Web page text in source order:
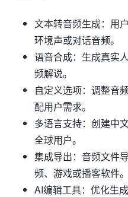
文本转音频生成：用
环境声或对话音频。
语音合成：生成真实
频解说。
自定义选项：调整音
配用户需求。
多语言支持：创建中
全球用户。
集成导出：音频文件
频、游戏或播客软件。
AI编辑工具：优化生